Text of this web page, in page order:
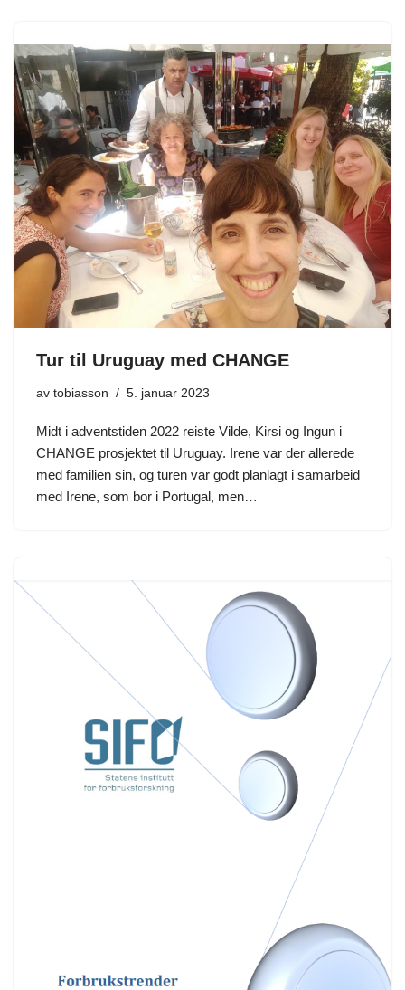
Tur til Uruguay med CHANGE
av tobiasson 5. januar 2023
Midt i adventstiden 2022 reiste Vilde, Kirsi og Ingun i
CHANGE prosjektet til Uruguay. Irene var der allerede
med familien sin, og turen var godt planlagt i samarbeid
med Irene, som bor i Portugal, men…